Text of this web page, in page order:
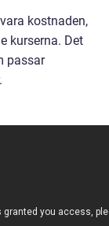
kostnaden,
kurserna. Det
passar